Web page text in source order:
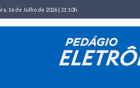
16 de Julho de 2026 | 21:10h